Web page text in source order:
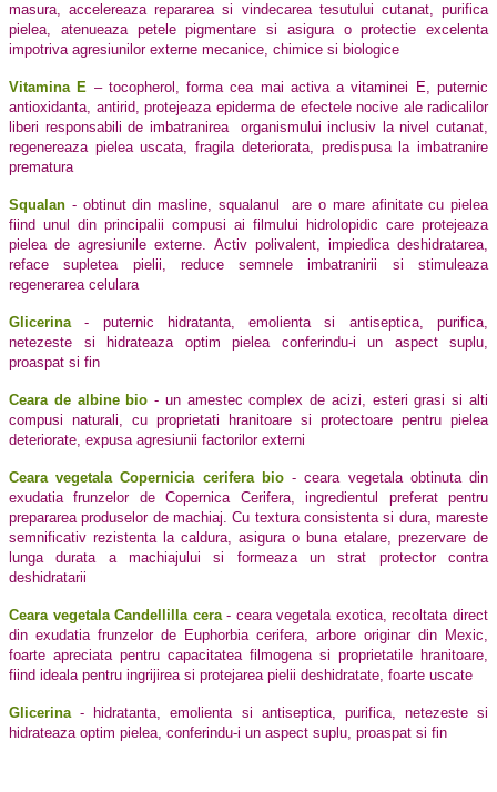
masura, accelereaza repararea si vindecarea tesutului cutanat, purifica
pielea, atenueaza petele pigmentare si asigura o protectie excelenta
impotriva agresiunilor externe mecanice, chimice si biologice
Vitamina E – tocopherol, forma cea mai activa a vitaminei E, puternic
antioxidanta, antirid, protejeaza epiderma de efectele nocive ale radicalilor
liberi responsabili de imbatranirea organismului inclusiv la nivel cutanat,
regenereaza pielea uscata, fragila deteriorata, predispusa la imbatranire
prematura
Squalan - obtinut din masline, squalanul are o mare afinitate cu pielea
fiind unul din principalii compusi ai filmului hidrolopidic care protejeaza
pielea de agresiunile externe. Activ polivalent, impiedica deshidratarea,
reface supletea pielii, reduce semnele imbatranirii si stimuleaza
regenerarea celulara
Glicerina- puternic hidratanta, emolienta si antiseptica, purifica,
netezeste si hidrateaza optim pielea conferindu-i un aspect suplu,
proaspat si fin
Ceara de albine bio- un amestec complex de acizi, esteri grasi si alti
compusi naturali, cu proprietati hranitoare si protectoare pentru pielea
deteriorate, expusa agresiunii factorilor externi
Ceara vegetala Copernicia cerifera bio- ceara vegetala obtinuta din
exudatia frunzelor de Copernica Cerifera, ingredientul preferat pentru
prepararea produselor de machiaj. Cu textura consistenta si dura, mareste
semnificativ rezistenta la caldura, asigura o buna etalare, prezervare de
lunga durata a machiajului si formeaza un strat protector contra
deshidratarii
Ceara vegetala Candellilla cera - ceara vegetala exotica, recoltata direct
din exudatia frunzelor de Euphorbia cerifera, arbore originar din Mexic,
foarte apreciata pentru capacitatea filmogena si proprietatile hranitoare,
fiind ideala pentru ingrijirea si protejarea pielii deshidratate, foarte uscate
Glicerina- hidratanta, emolienta si antiseptica, purifica, netezeste si
hidrateaza optim pielea, conferindu-i un aspect suplu, proaspat si fin